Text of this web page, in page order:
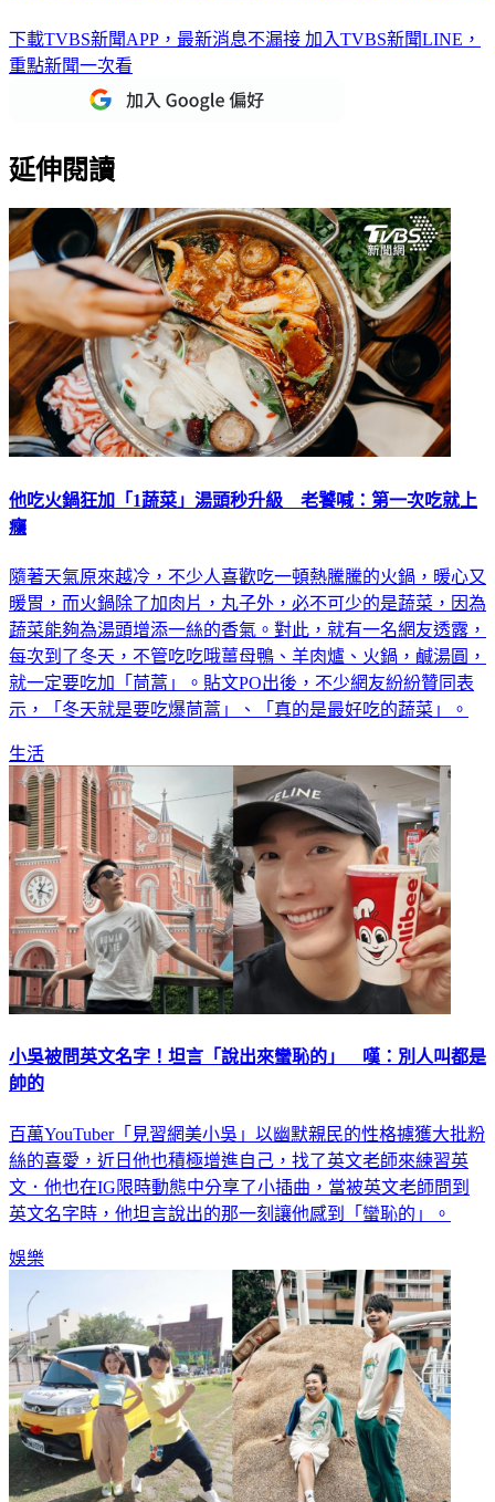
下載TVBS新聞APP，最新消息不漏接 加入TVBS新聞LINE，
重點新聞一次看
延伸閱讀
他吃火鍋狂加「1蔬菜」湯頭秒升級 老饕喊：第一次吃就上
癮
隨著天氣原來越冷，不少人喜歡吃一頓熱騰騰的火鍋，暖心又
暖胃，而火鍋除了加肉片，丸子外，必不可少的是蔬菜，因為
蔬菜能夠為湯頭增添一絲的香氣。對此，就有一名網友透露，
每次到了冬天，不管吃吃哦薑母鴨、羊肉爐、火鍋，鹹湯圓，
就一定要吃加「茼蒿」。貼文PO出後，不少網友紛紛贊同表
示，「冬天就是要吃爆茼蒿」、「真的是最好吃的蔬菜」。
生活
小吳被問英文名字！坦言「說出來蠻恥的」 嘆：別人叫都是
帥的
百萬YouTuber「見習網美小吳」以幽默親民的性格擄獲大批粉
絲的喜愛，近日他也積極增進自己，找了英文老師來練習英
文．他也在IG限時動態中分享了小插曲，當被英文老師問到
英文名字時，他坦言說出的那一刻讓他感到「蠻恥的」。
娛樂